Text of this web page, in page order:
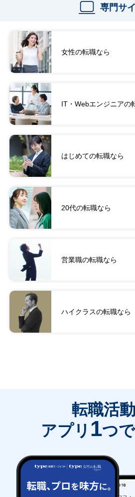
専門サ
女性の転職なら
IT・Webエンジニアの
はじめての転職なら
20代の転職なら
営業職の転職なら
ハイクラスの転職なら
転職活
アプリ 1つ